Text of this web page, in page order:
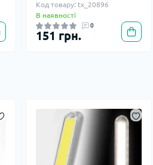
Код товару: tx_20896
В наявності
0
151 грн.